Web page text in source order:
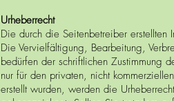
Urheberrecht
Die durch die Seitenbetreiber erstellten
Die Vervielfältigung, Bearbeitung,
bedürfen der schriftlichen Zustimmung
nur für den privaten, nicht
erstellt wurden, werden die